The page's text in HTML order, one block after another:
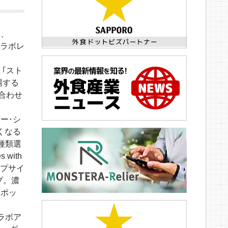
ボレ
スト
する
わせ
･シ
なる
類選
with
サイ
。濃
ッ
ボア